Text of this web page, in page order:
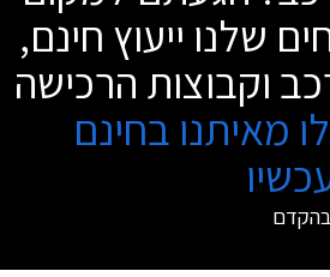
שלנו ייעוץ חינם,
וקבוצות הרכישה
מאיתנו בחינם
בהקדם